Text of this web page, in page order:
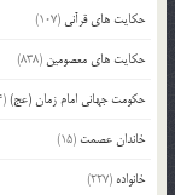
حکایت های قرآنی (107)
حکایت های معصومین (838)
حکومت جهانی امام زمان (عج)(24)
خاندان عصمت (15)
خانواده (227)